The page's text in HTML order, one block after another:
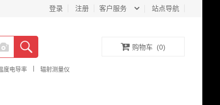
客户服务 站点导航
登录 注册
度电导率 辐射测量仪
购物车 (0)